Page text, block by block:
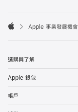

Apple 事業發展機會
選購與了解
Apple 銀包
帳戶